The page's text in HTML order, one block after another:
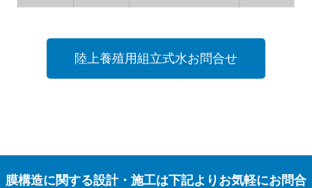
陸上養殖用組立式水お問合せ
膜構造に関する設計・施工は下記よりお気軽にお問合